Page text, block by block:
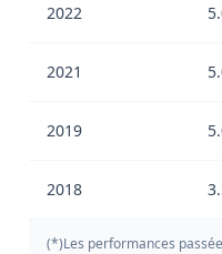
2022
2021
2019
2018
(*)Les performances